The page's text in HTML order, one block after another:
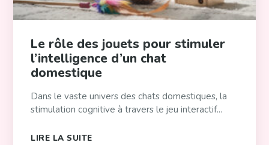
Le rôle des jouets pour stimuler
l’intelligence d’un chat
domestique
Dans le vaste univers des chats domestiques, la
stimulation cognitive à travers le jeu interactif...
LIRE LA SUITE